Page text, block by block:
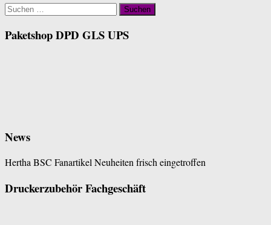
Suchen
nach:
Paketshop DPD GLS UPS
News
Hertha BSC Fanartikel Neuheiten frisch eingetroffen
Druckerzubehör Fachgeschäft